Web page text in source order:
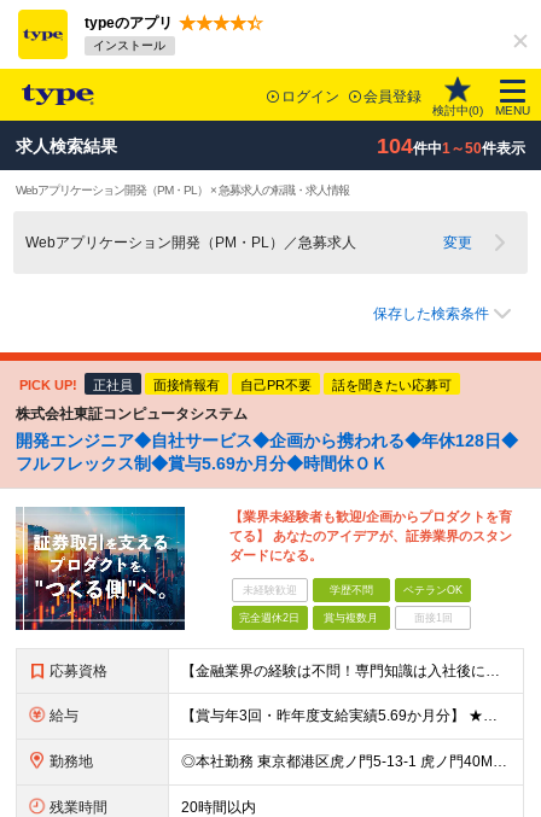
typeのアプリ
インストール
ログイン 会員登録
検討中(0) MENU
求人検索結果 104件中1～50件表示
Webアプリケーション開発（PM・PL） × 急募求人の転職・求人情報
Webアプリケーション開発（PM・PL）／急募求人 変更
保存した検索条件
PICK UP! 正社員 面接情報有 自己PR不要 話を聞きたい応募可
株式会社東証コンピュータシステム
開発エンジニア◆自社サービス◆企画から携われる◆年休128日◆
フルフレックス制◆賞与5.69か月分◆時間休ＯＫ
【業界未経験者も歓迎/企画からプロダクトを育
てる】 あなたのアイデアが、証券業界のスタン
ダードになる。
未経験歓迎 学歴不問 ベテランOK
完全週休2日 賞与複数月 面接1回
応募資格 【金融業界の経験は不問！専門知識は入社後に学べます】 ◎学歴不問 ◎システム開発の実務経験をお持ちの方 └3年以上・Java、C#いずれかの使用経験をお持ちの方を想定しております 【以下のような方は
給与 【賞与年3回・昨年度支給実績5.69か月分】 ★想定年収500万円～ ★前職給与考慮あり 月給27万円～59万円 +残業代全額支給(1分単位、監督職以下) +人事評価による賞与年2回（4月/10月）
勤務地 ◎本社勤務 東京都港区虎ノ門5-13-1 虎ノ門40MTビル 8F ※原則として、転居を伴う転勤はありません ※(変更の範囲)上記を除く当社関連勤務地
残業時間 20時間以内